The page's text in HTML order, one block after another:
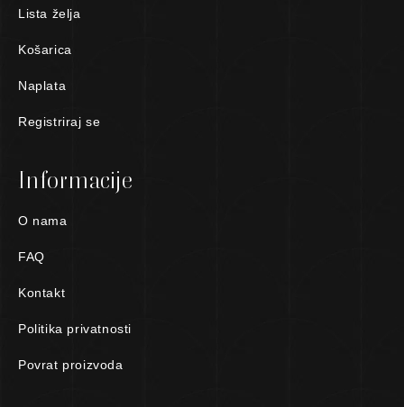
Lista želja
Košarica
Naplata
Registriraj se
Informacije
O nama
FAQ
Kontakt
Politika privatnosti
Povrat proizvoda